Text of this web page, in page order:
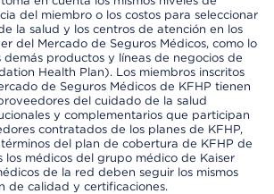
del miembro o los costos para seleccionar
la salud y los centros de atención en los
del Mercado de Seguros Médicos, como lo
demás productos y líneas de negocios de
Health Plan). Los miembros inscritos
de Seguros Médicos de KFHP tienen
del cuidado de la salud
y complementarios que participan
contratados de los planes de KFHP,
del plan de cobertura de KFHP de
los médicos del grupo médico de Kaiser
de la red deben seguir los mismos
de calidad y certificaciones.